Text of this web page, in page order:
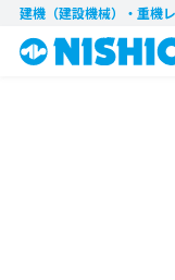
建機（建設機械）・重機